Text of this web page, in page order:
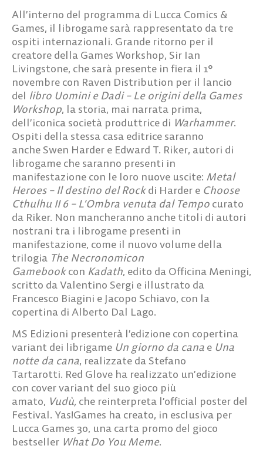
All’interno del programma di Lucca Comics &
Games, il librogame sarà rappresentato da tre
ospiti internazionali. Grande ritorno per il
creatore della Games Workshop, Sir Ian
Livingstone, che sarà presente in fiera il 1°
novembre con Raven Distribution per il lancio
del libro Uomini e Dadi – Le origini della Games
Workshop, la storia, mai narrata prima,
dell’iconica società produttrice di Warhammer.
Ospiti della stessa casa editrice saranno
anche Swen Harder e Edward T. Riker, autori di
librogame che saranno presenti in
manifestazione con le loro nuove uscite: Metal
Heroes – Il destino del Rockdi Harder e Choose
Cthulhu II 6 – L’Ombra venuta dal Tempo curato
da Riker. Non mancheranno anche titoli di autori
nostrani tra i librogame presenti in
manifestazione, come il nuovo volume della
trilogia The Necronomicon
Gamebookcon Kadath, edito da Officina Meningi,
scritto da Valentino Sergi e illustrato da
Francesco Biagini e Jacopo Schiavo, con la
copertina di Alberto Dal Lago.
MS Edizioni presenterà l’edizione con copertina
variant dei librigame Un giorno da cana e Una
notte da cana, realizzate da Stefano
Tartarotti. Red Glove ha realizzato un’edizione
con cover variant del suo gioco più
amato, Vudù, che reinterpreta l’official poster del
Festival. Yas!Games ha creato, in esclusiva per
Lucca Games 30, una carta promo del gioco
bestseller What Do You Meme.